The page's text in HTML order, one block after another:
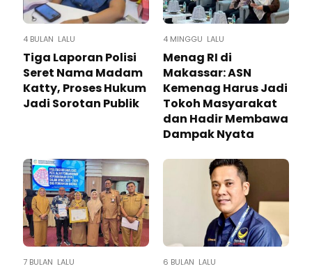
4 BULAN LALU
Tiga Laporan Polisi
Seret Nama Madam
Katty, Proses Hukum
Jadi Sorotan Publik
4 MINGGU LALU
Menag RI di
Makassar: ASN
Kemenag Harus Jadi
Tokoh Masyarakat
dan Hadir Membawa
Dampak Nyata
7 BULAN LALU 6 BULAN LALU